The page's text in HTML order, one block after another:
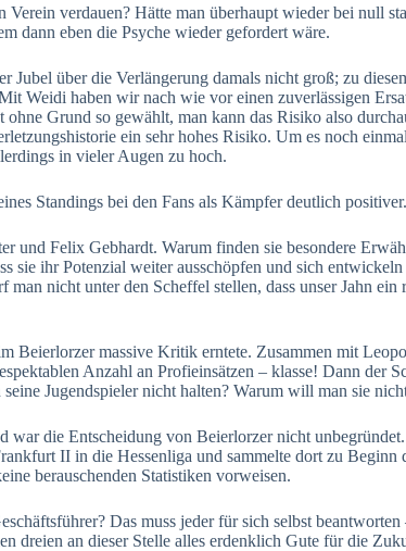
verdauen? Hätte man überhaupt wieder bei null
dann eben die Psyche wieder gefordert wäre.
über die Verlängerung damals nicht groß; zu
Weidi haben wir nach wie vor einen zuverlässigen
Grund so gewählt, man kann das Risiko also
ein sehr hohes Risiko. Um es noch
in vieler Augen zu hoch.
Standings bei den Fans als Kämpfer deutlich positiver.
Felix Gebhardt. Warum finden sie besondere
sie ihr Potenzial weiter ausschöpfen und sich
nicht unter den Scheffel stellen, dass unser Jahn
massive Kritik erntete. Zusammen mit
Anzahl an Profieinsätzen – klasse! Dann der
Jugendspieler nicht halten? Warum will man sie
die Entscheidung von Beierlorzer nicht
II in die Hessenliga und sammelte dort zu Beginn
berauschenden Statistiken vorweisen.
Das muss jeder für sich selbst
dreien an dieser Stelle alles erdenklich Gute für die